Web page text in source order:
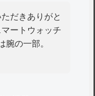
だきありがと
ートウォッチ
腕の一部。